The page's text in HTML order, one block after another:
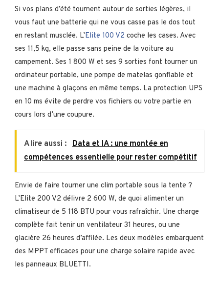
Si vos plans d’été tournent autour de sorties légères, il
vous faut une batterie qui ne vous casse pas le dos tout
en restant musclée. L’Elite 100 V2 coche les cases. Avec
ses 11,5 kg, elle passe sans peine de la voiture au
campement. Ses 1 800 W et ses 9 sorties font tourner un
ordinateur portable, une pompe de matelas gonflable et
une machine à glaçons en même temps. La protection UPS
en 10 ms évite de perdre vos fichiers ou votre partie en
cours lors d’une coupure.
A lire aussi : Data et IA : une montée en
compétences essentielle pour rester compétitif
Envie de faire tourner une clim portable sous la tente ?
L’Elite 200 V2 délivre 2 600 W, de quoi alimenter un
climatiseur de 5 118 BTU pour vous rafraîchir. Une charge
complète fait tenir un ventilateur 31 heures, ou une
glacière 26 heures d’affilée. Les deux modèles embarquent
des MPPT efficaces pour une charge solaire rapide avec
les panneaux BLUETTI.